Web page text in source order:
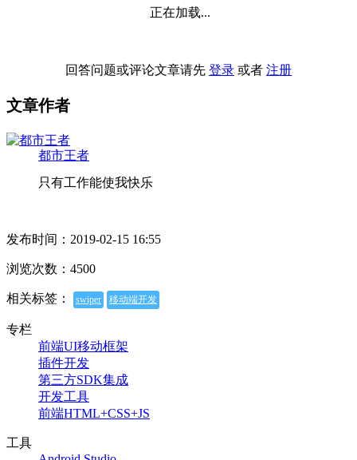
正在加载...
回答问题或评论文章请先 登录 或者 注册
文章作者
都市王者
只有工作能使我快乐
发布时间：2019-02-15 16:55
浏览次数：4500
相关标签： swiper 移动端开发
专栏
前端UI移动框架
插件开发
第三方SDK集成
开发工具
前端HTML+CSS+JS
工具